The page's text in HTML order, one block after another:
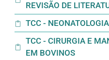
REVISÃO DE
TCC -
TCC - CIRURGIA E
EM BOVINOS